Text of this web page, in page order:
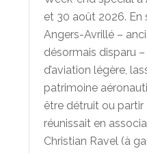
et 30 août 2026. En
Angers-Avrillé –
désormais disparu
d’aviation légère,
patrimoine
être détruit ou partir
réunissait en
Christian Ravel (à